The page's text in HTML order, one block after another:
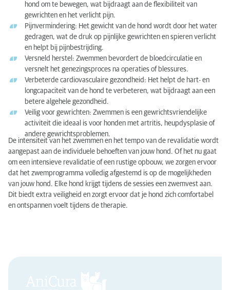
hond om te bewegen, wat bijdraagt aan de flexibiliteit van
gewrichten en het verlicht pijn.
Pijnvermindering: Het gewicht van de hond wordt door het water
gedragen, wat de druk op pijnlijke gewrichten en spieren verlicht
en helpt bij pijnbestrijding.
Versneld herstel: Zwemmen bevordert de bloedcirculatie en
versnelt het genezingsproces na operaties of blessures.
Verbeterde cardiovasculaire gezondheid: Het helpt de hart- en
longcapaciteit van de hond te verbeteren, wat bijdraagt aan een
betere algehele gezondheid.
Veilig voor gewrichten: Zwemmen is een gewrichtsvriendelijke
activiteit die ideaal is voor honden met artritis, heupdysplasie of
andere gewrichtsproblemen.
De intensiteit van het zwemmen en het tempo van de revalidatie wordt
aangepast aan de individuele behoeften van jouw hond. Of het nu gaat
om een intensieve revalidatie of een rustige opbouw, we zorgen ervoor
dat het zwemprogramma volledig afgestemd is op de mogelijkheden
van jouw hond. Elke hond krijgt tijdens de sessies een zwemvest aan.
Dit biedt extra veiligheid en zorgt ervoor dat je hond zich comfortabel
en ontspannen voelt tijdens de therapie.